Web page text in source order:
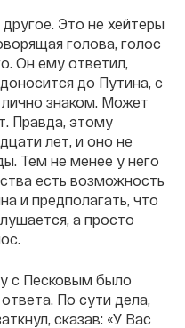
Это не хейтеры
голова, голос
Он ему ответил,
до Путина, с
знаком. Может
Правда, этому
лет, и оно не
Тем не менее у него
есть возможность
и предполагать, что
а просто
с Песковым было
По сути дела,
сказав: «У Вас